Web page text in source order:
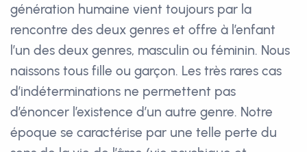
génération humaine vient toujours par la
rencontre des deux genres et offre à l’enfant
l’un des deux genres, masculin ou féminin. Nous
naissons tous fille ou garçon. Les très rares cas
d’indéterminations ne permettent pas
d’énoncer l’existence d’un autre genre. Notre
époque se caractérise par une telle perte du